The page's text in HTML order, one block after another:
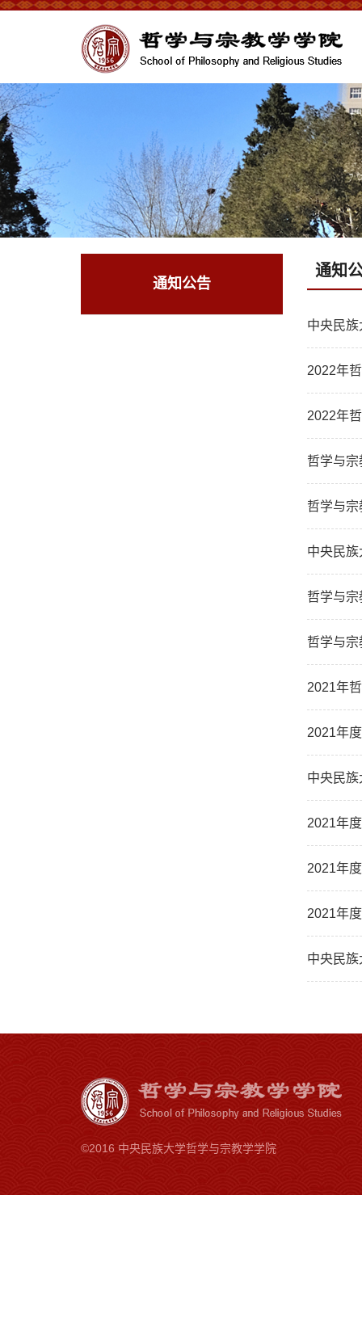
通知公告
通知
中央民
2022年
2022年
哲学与
哲学与
中央民
哲学与
哲学与
2021年
2021年
中央民
2021年
2021年
2021年
中央民
©2016 中央民族大学哲学与宗教学学院